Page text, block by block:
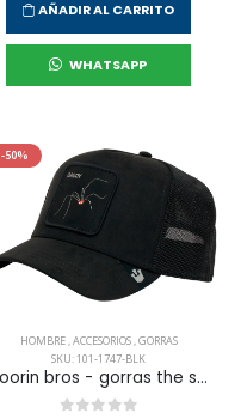
AÑADIR AL CARRITO
WHATSAPP
-50%
HOMBRE,ACCESORIOS,GORRAS
SKU: 101-1747-BLK
goorin bros - gorras the suede spider para hombre